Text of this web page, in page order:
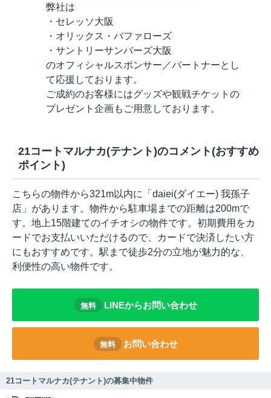
弊社は
・セレッソ大阪
・オリックス・バファローズ
・サントリーサンバーズ大阪
のオフィシャルスポンサー／パートナーとし
て応援しております。
ご成約のお客様にはグッズや観戦チケットの
プレゼント企画もご用意しております。
21コートマルナカ(テナント)のコメント(おすすめ
ポイント)
こちらの物件から321m以内に「daiei(ダイエー) 我孫子
店」があります。物件から駐車場までの距離は200mで
す。地上15階建てのイチオシの物件です。初期費用をカ
ードでお支払いいただけるので、カードで決済したい方
にもおすすめです。駅まで徒歩2分の立地が魅力的な、
利便性の高い物件です。
無料 LINEからお問い合わせ
無料 お問い合わせ
21コートマルナカ(テナント)の募集中物件